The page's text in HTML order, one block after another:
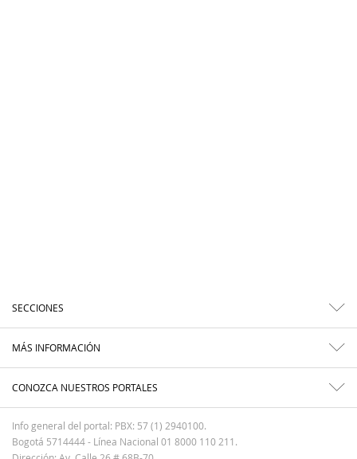
SECCIONES
MÁS INFORMACIÓN
CONOZCA NUESTROS PORTALES
Info general del portal: PBX: 57 (1) 2940100.
Bogotá 5714444 - Línea Nacional 01 8000 110 211.